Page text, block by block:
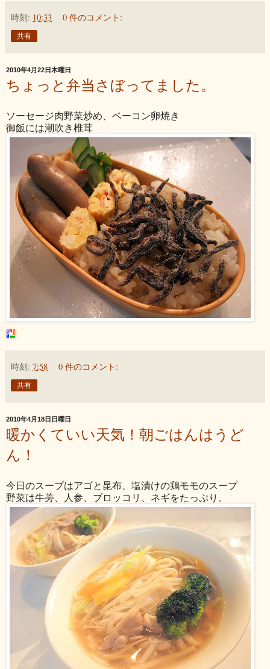
時刻: 10:33 0 件のコメント:
共有
2010年4月22日木曜日
ちょっと弁当さぼってました。
ソーセージ肉野菜炒め、ベーコン卵焼き
御飯には潮吹き椎茸
時刻: 7:58 0 件のコメント:
共有
2010年4月18日日曜日
暖かくていい天気！朝ごはんはうど
ん！
今日のスープはアゴと昆布、塩漬けの鶏モモのスープ
野菜は牛蒡、人参、ブロッコリ、ネギをたっぷり。